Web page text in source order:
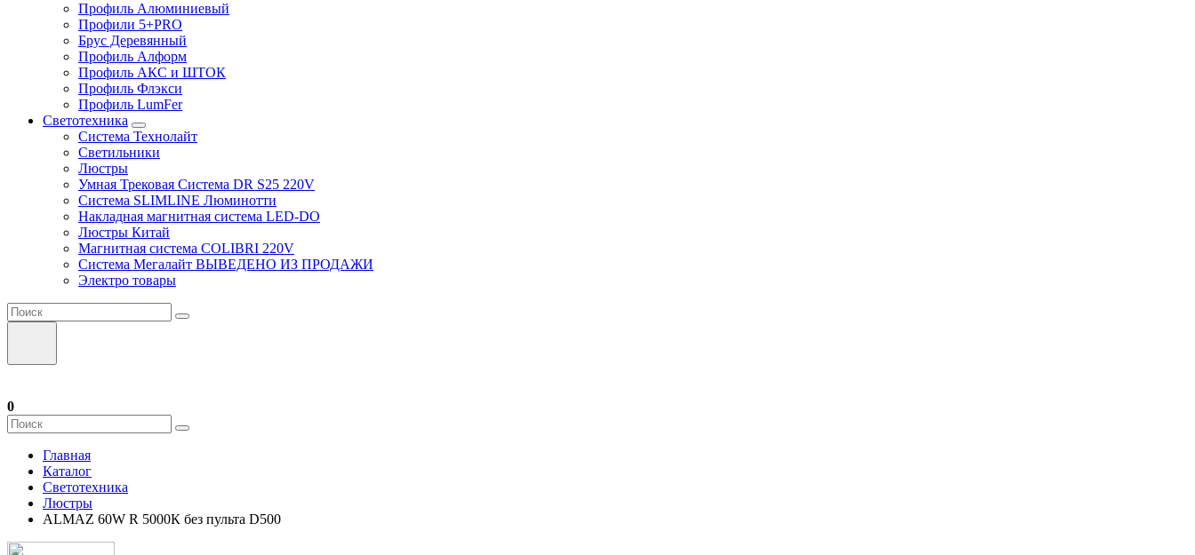
Профиль Алюминиевый
Профили 5+PRO
Брус Деревянный
Профиль Алформ
Профиль АКС и ШТОК
Профиль Флэкси
Профиль LumFer
Светотехника
Система Технолайт
Светильники
Люстры
Умная Трековая Система DR S25 220V
Система SLIMLINE Люминотти
Накладная магнитная система LED-DO
Люстры Китай
Магнитная система COLIBRI 220V
Система Мегалайт ВЫВЕДЕНО ИЗ ПРОДАЖИ
Электро товары
0
Главная
Каталог
Светотехника
Люстры
ALMAZ 60W R 5000К без пульта D500